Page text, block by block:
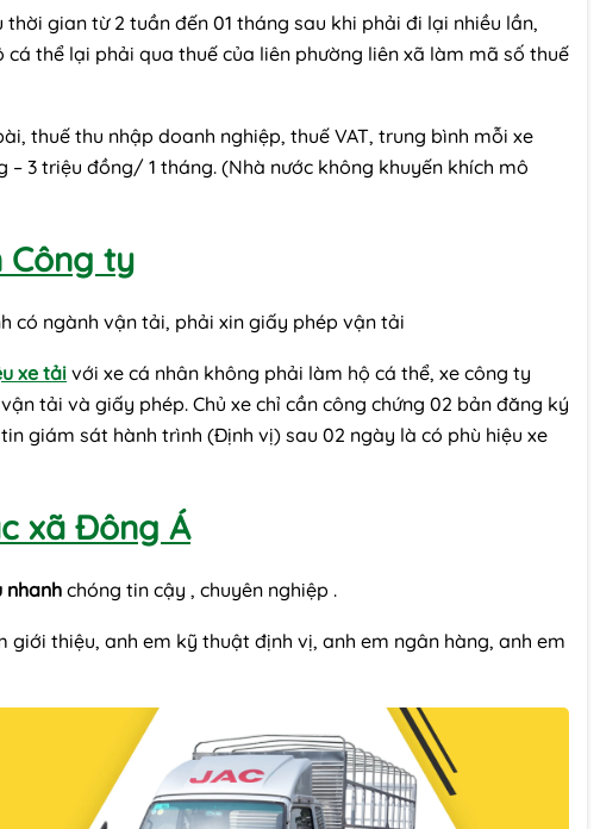
gian từ 2 tuần đến 01 tháng sau khi phải đi lại nhiều lần,
thể lại phải qua thuế của liên phường liên xã làm mã số thuế
thuế thu nhập doanh nghiệp, thuế VAT, trung bình mỗi xe
3 triệu đồng/ 1 tháng. (Nhà nước không khuyến khích mô
Công ty
có ngành vận tải, phải xin giấy phép vận tải
xe tảivới xe cá nhân không phải làm hộ cá thể, xe công ty
tải và giấy phép. Chủ xe chỉ cần công chứng 02 bản đăng ký
giám sát hành trình (Định vị) sau 02 ngày là có phù hiệu xe
xã Đông Á
nhanh chóng tin cậy , chuyên nghiệp .
giới thiệu, anh em kỹ thuật định vị, anh em ngân hàng, anh em